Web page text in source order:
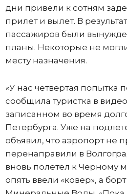
дни привели к сотням
прилет и вылет. В
пассажиров были
планы. Некоторые не
месту назначения.
«У нас четвертая попытка
сообщила туристка в
записанном во время
Петербурга. Уже на
объявил, что аэропорт не
перенаправили в
вновь полетел к Черному
опять ввели «ковер», а